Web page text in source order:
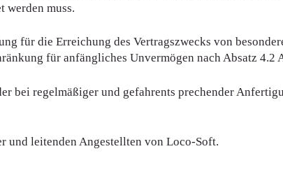
werden muss.
für die Erreichung des Vertragszwecks von
für anfängliches Unvermögen nach Absatz 4.2
bei regelmäßiger und gefahrents prechender
und leitenden Angestellten von Loco-Soft.